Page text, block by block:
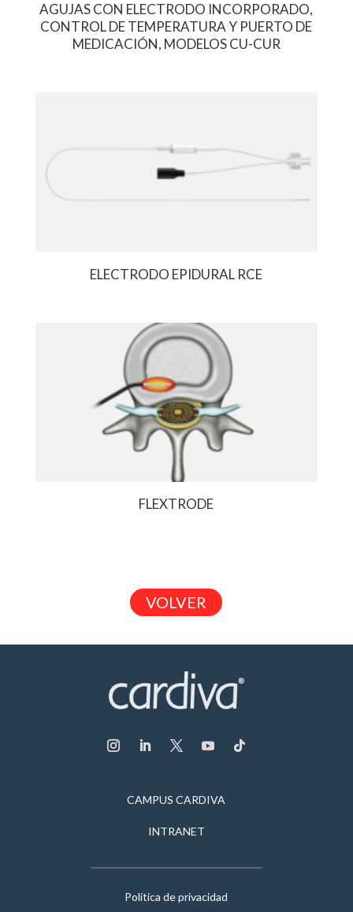
AGUJAS CON ELECTRODO INCORPORADO,
CONTROL DE TEMPERATURA Y PUERTO DE
MEDICACIÓN, MODELOS CU-CUR
ELECTRODO EPIDURAL RCE
FLEXTRODE
VOLVER
CAMPUS CARDIVA
INTRANET
Política de privacidad